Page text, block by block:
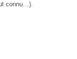
connu…).